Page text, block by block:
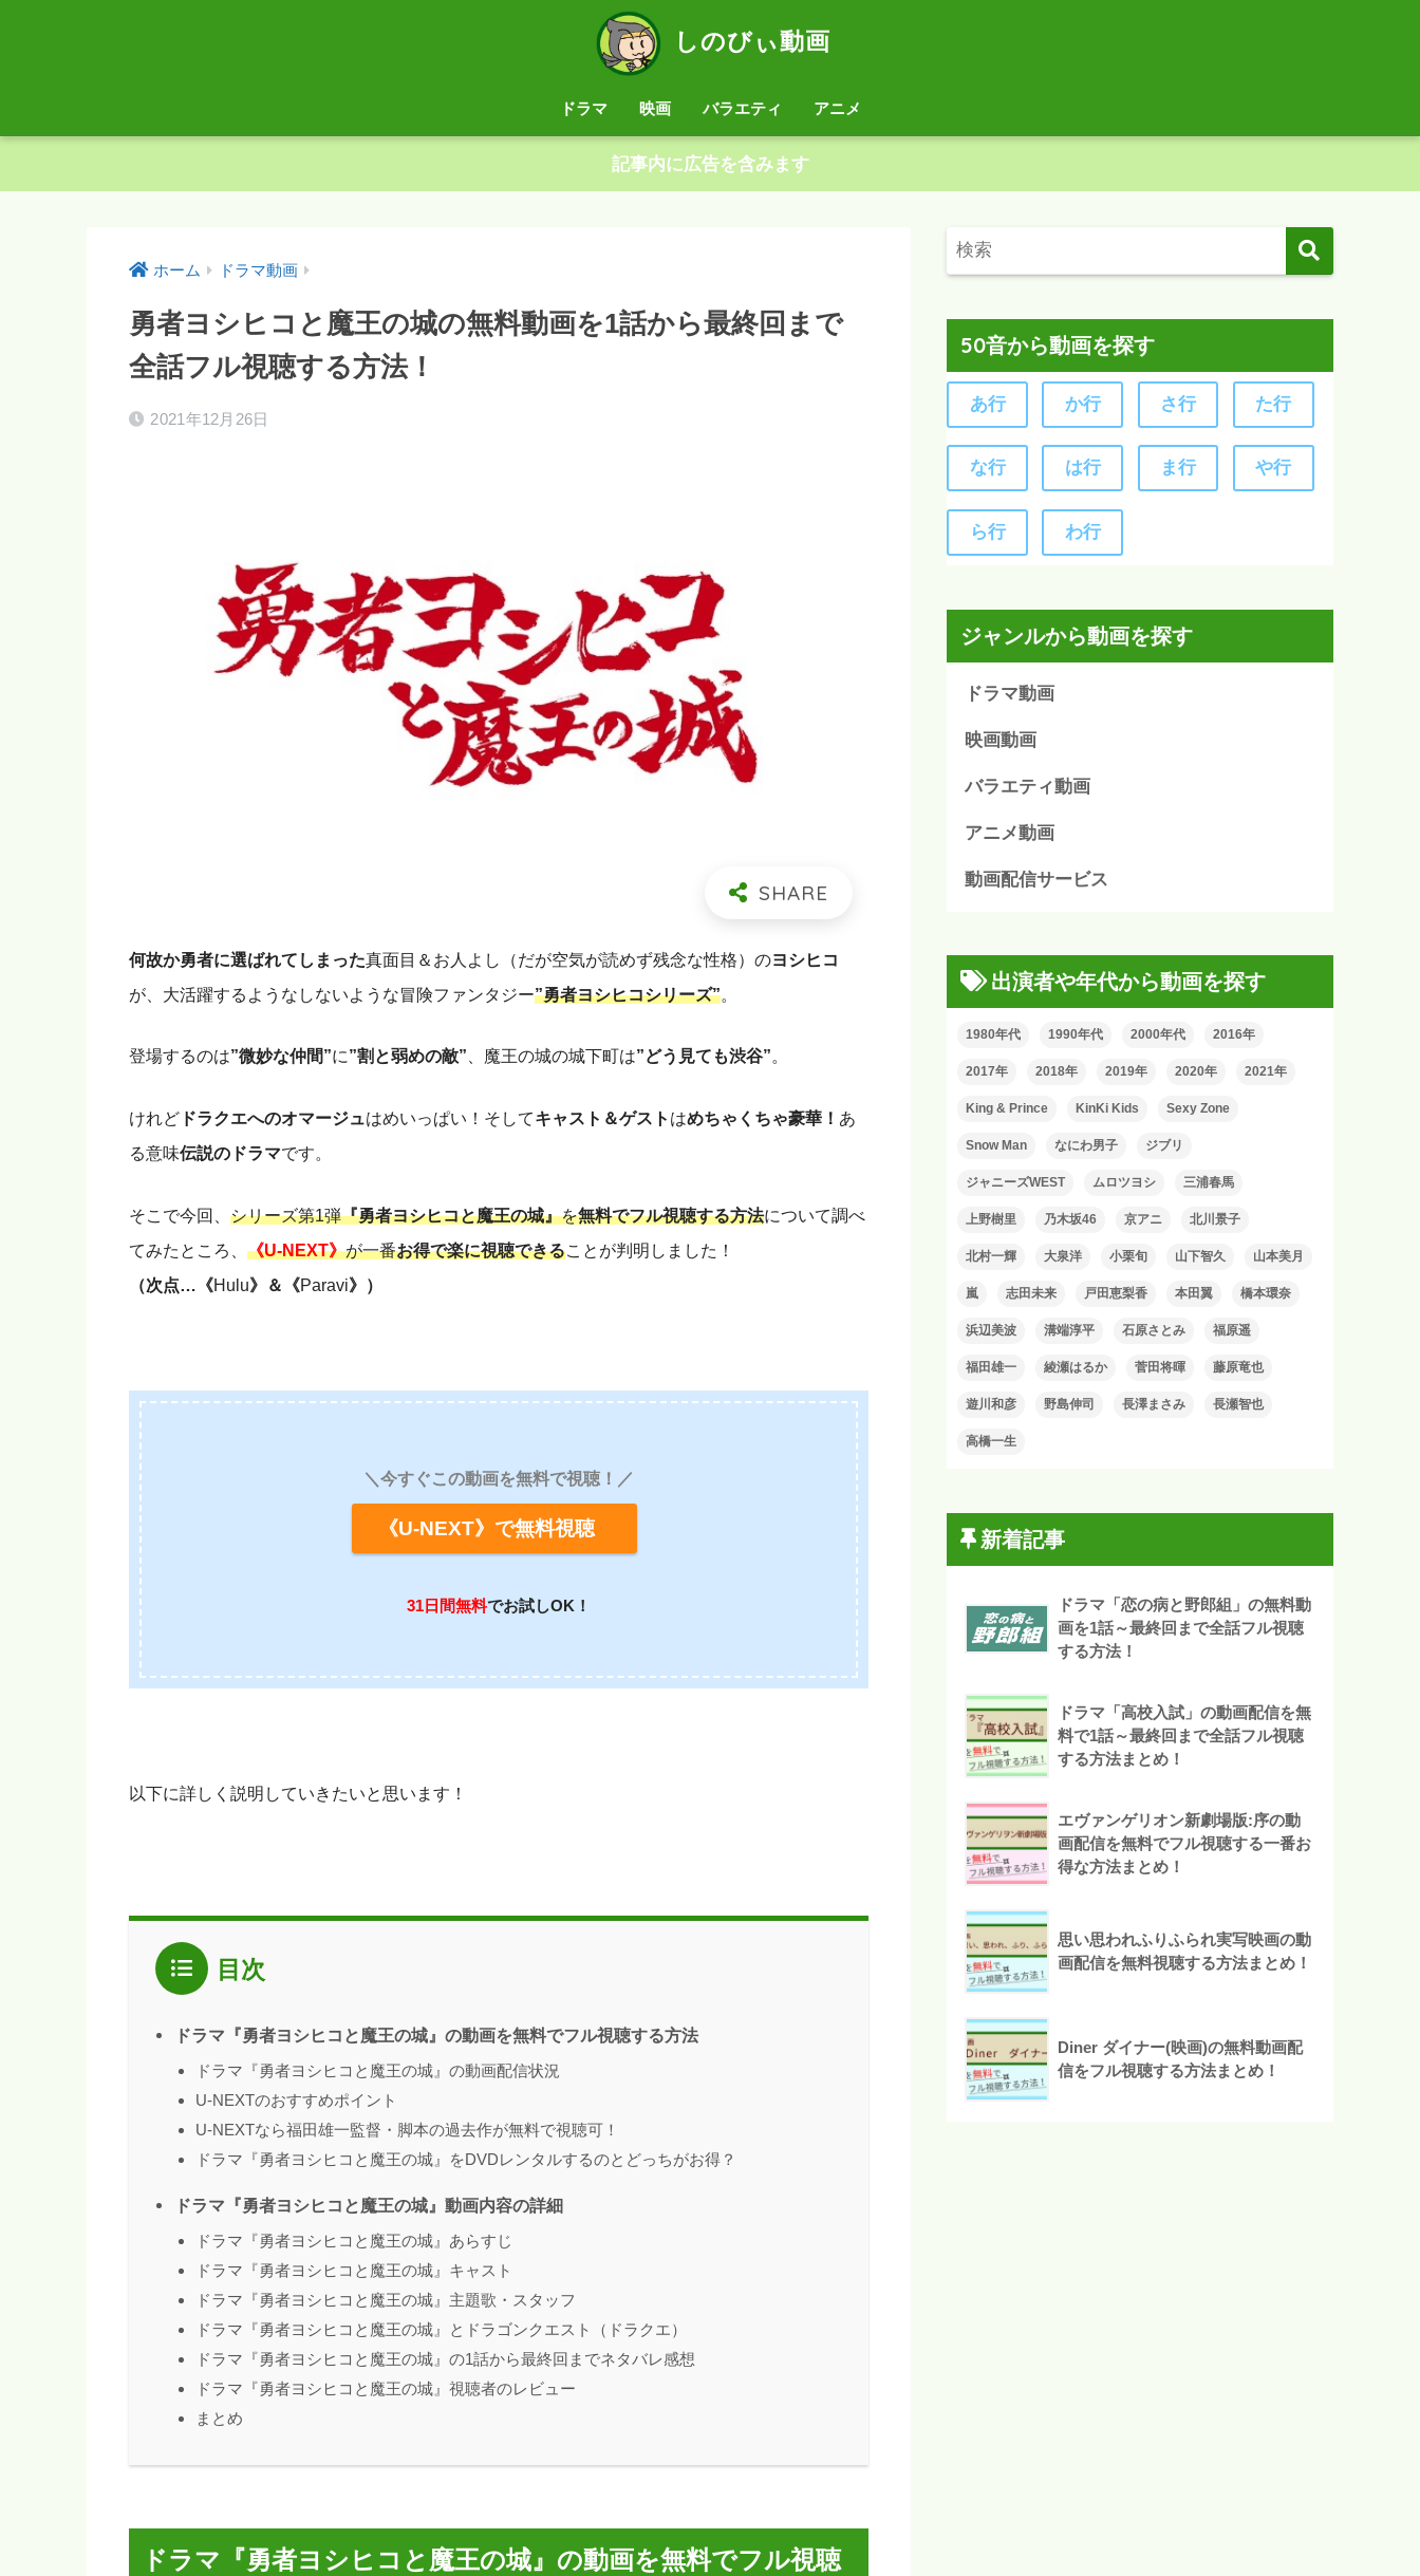
しのびぃ動画
ドラマ 映画 バラエティ アニメ
記事内に広告を含みます
ホーム ドラマ動画
勇者ヨシヒコと魔王の城の無料動画を1話から最終回まで
全話フル視聴する方法！
2021年12月26日
何故か勇者に選ばれてしまった真面目＆お人よし（だが空気が読めず残念な性格）のヨシヒコ
が、大活躍するようなしないような冒険ファンタジー”勇者ヨシヒコシリーズ”。
登場するのは”微妙な仲間”に”割と弱めの敵” 、魔王の城の城下町は”どう見ても渋谷”。
けれど ドラクエへのオマージュはめいっぱい！そしてキャスト＆ゲスト はめちゃくちゃ豪華！ あ
る意味伝説のドラマです。
そこで今回、 シリーズ第1弾『勇者ヨシヒコと魔王の城』を無料でフル視聴する方法について調べ
てみたところ、 《U-NEXT》が一番お得で楽に視聴できることが判明しました！
（次点…《Hulu》＆《Paravi》）
＼今すぐこの動画を無料で視聴！／
《U-NEXT》で無料視聴
31日間無料でお試しOK！
以下に詳しく説明していきたいと思います！
目次
ドラマ『勇者ヨシヒコと魔王の城』の動画を無料でフル視聴する方法
ドラマ『勇者ヨシヒコと魔王の城』の動画配信状況
U-NEXTのおすすめポイント
U-NEXTなら福田雄一監督・脚本の過去作が無料で視聴可！
ドラマ『勇者ヨシヒコと魔王の城』をDVDレンタルするのとどっちがお得？
ドラマ『勇者ヨシヒコと魔王の城』動画内容の詳細
ドラマ『勇者ヨシヒコと魔王の城』あらすじ
ドラマ『勇者ヨシヒコと魔王の城』キャスト
ドラマ『勇者ヨシヒコと魔王の城』主題歌・スタッフ
ドラマ『勇者ヨシヒコと魔王の城』とドラゴンクエスト（ドラクエ）
ドラマ『勇者ヨシヒコと魔王の城』の1話から最終回までネタバレ感想
ドラマ『勇者ヨシヒコと魔王の城』視聴者のレビュー
まとめ
ドラマ『勇者ヨシヒコと魔王の城』の動画を無料でフル視聴
50音から動画を探す
あ行 か行 さ行 た行
な行 は行 ま行 や行
ら行 わ行
ジャンルから動画を探す
ドラマ動画
映画動画
バラエティ動画
アニメ動画
動画配信サービス
出演者や年代から動画を探す
1980年代 1990年代 2000年代 2016年
2017年 2018年 2019年 2020年 2021年
King & Prince KinKi Kids Sexy Zone
Snow Man なにわ男子 ジブリ
ジャニーズWEST ムロツヨシ 三浦春馬
上野樹里 乃木坂46 京アニ 北川景子
北村一輝 大泉洋 小栗旬 山下智久 山本美月
嵐 志田未来 戸田恵梨香 本田翼 橋本環奈
浜辺美波 溝端淳平 石原さとみ 福原遥
福田雄一 綾瀬はるか 菅田将暉 藤原竜也
遊川和彦 野島伸司 長澤まさみ 長瀬智也
高橋一生
新着記事
ドラマ「恋の病と野郎組」の無料動
画を1話～最終回まで全話フル視聴
する方法！
ドラマ「高校入試」の動画配信を無
料で1話～最終回まで全話フル視聴
する方法まとめ！
エヴァンゲリオン新劇場版:序の動
画配信を無料でフル視聴する一番お
得な方法まとめ！
思い思われふりふられ実写映画の動
画配信を無料視聴する方法まとめ！
Diner ダイナー(映画)の無料動画配
信をフル視聴する方法まとめ！